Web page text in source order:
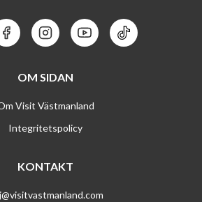
Mail
Kontakt: Facebook
Kontakt: Instagram
Kontakt: Youtube
Kontakt: Tik
OM SIDAN
Visit Västmanland
Integritetspolicy
KONTAKT